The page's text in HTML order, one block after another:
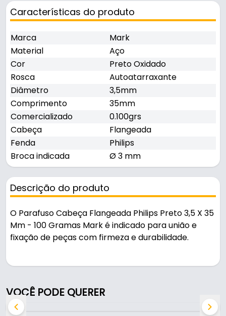
Características do produto
Marca
Mark
Material
Aço
Cor
Preto Oxidado
Rosca
Autoatarraxante
Diâmetro
3,5mm
Comprimento
35mm
Comercializado
0.100grs
Cabeça
Flangeada
Fenda
Philips
Broca indicada
Ø 3 mm
Descrição do produto
O Parafuso Cabeça Flangeada Philips Preto 3,5 X 35
Mm - 100 Gramas Mark é indicado para união e
fixação de peças com firmeza e durabilidade.
Fabricado em Aço na cor preto oxidado, é
resistente e durável no uso diário.
VOCÊ PODE QUERER